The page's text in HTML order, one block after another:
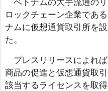
ベトナムの大手流通の
ロックチェーン企業であ
ナムに仮想通貨取引所を
た。
プレスリリースによれ
商品の促進と仮想通貨取
該当するライセンスを取得